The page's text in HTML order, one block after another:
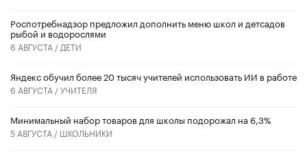
Роспотребнадзор предложил дополнить меню школ и детсадов
рыбой и водорослями
6 АВГУСТА / ДЕТИ
​Яндекс обучил более 20 тысяч учителей использовать ИИ в работе
6 АВГУСТА /УЧИТЕЛЯ
Минимальный набор товаров для школы подорожал на 6,3%
5 АВГУСТА / ШКОЛЬНИКИ